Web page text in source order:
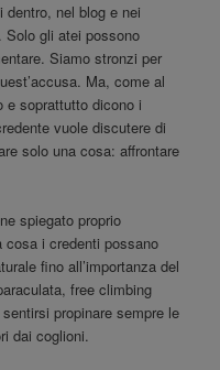
dentro, nel blog e nei
Solo gli atei possono
Siamo stronzi per
Ma, come al
e soprattutto dicono i
vuole discutere di
solo una cosa: affrontare
spiegato proprio
cosa i credenti possano
fino all’importanza del
free climbing
propinare sempre le
dai coglioni.